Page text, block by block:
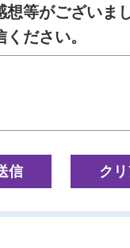
想等がございま
ださい。